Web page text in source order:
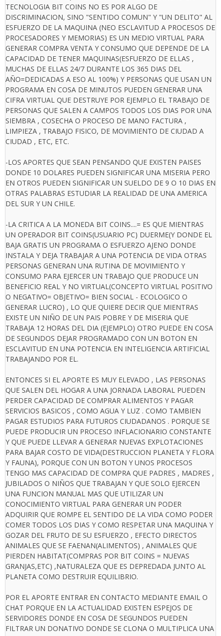
TECNOLOGIA BIT COINS NO ES POR ALGO DE
DISCRIMINACION, SINO "SENTIDO COMUN" Y "UN DELITO" AL
ESFUERZO DE LA MAQUINA (NEO ESCLAVITUD A PROCESOS DE
PROCESADORES Y MEMORIAS) ES UN MEDIO VIRTUAL PARA
GENERAR COMPRA VENTA Y CONSUMO QUE DEPENDE DE LA
CAPACIDAD DE TENER MAQUINAS(ESFUERZO DE ELLAS ,
MUCHAS DE ELLAS 24/7 DURANTE LOS 365 DIAS DEL
AÑO=DEDICADAS A ESO AL 100%) Y PERSONAS QUE USAN UN
PROGRAMA EN COSA DE MINUTOS PUEDEN GENERAR UNA
CIFRA VIRTUAL QUE DESTRUYE POR EJEMPLO EL TRABAJO DE
PERSONAS QUE SALEN A CAMPOS TODOS LOS DIAS POR UNA
SIEMBRA , COSECHA O PROCESO DE MANO FACTURA ,
LIMPIEZA , TRABAJO FISICO, DE MOVIMIENTO DE CIUDAD A
CIUDAD , ETC, ETC.
-LOS APORTES QUE SEAN PENSANDO QUE EXISTEN PAISES
DONDE 10 DOLARES PUEDEN SIGNIFICAR UNA MISERIA PERO
EN OTROS PUEDEN SIGNIFICAR UN SUELDO DE 9 O 10 DIAS EN
OTRAS PALABRAS ESTUDIAR LA REALIDAD DE UNA AMERICA
DEL SUR Y UN CHILE.
-LA CRITICA A LA MONEDA BIT COINS....= ES QUE MIENTRAS
UN OPERADOR BIT COINS(USUARIO PC) DUERME(Y DONDE EL
BAJA GRATIS UN PROGRAMA O ESFUERZO AJENO DONDE
INSTALA Y DEJA TRABAJAR A UNA POTENCIA DE VIDA OTRAS
PERSONAS GENERAN UNA RUTINA DE MOVIMIENTO Y
CONSUMO PARA EJERCER UN TRABAJO QUE PRODUCE UN
BENEFICIO REAL Y NO VIRTUAL(CONCEPTO VIRTUAL POSITIVO
O NEGATIVO= OBJETIVO= BIEN SOCIAL - ECOLOGICO O
GENERAR LUCRO) , LO QUE QUIERE DECIR QUE MIENTRAS
EXISTE UN NIÑO DE UN PAIS POBRE Y DE MISERIA QUE
TRABAJA 12 HORAS DEL DIA (EJEMPLO) OTRO PUEDE EN COSA
DE SEGUNDOS DEJAR PROGRAMADO CON UN BOTON EN
ESCLAVITUD EN UNA POTENCIA EN INTELIGENCIA ARTIFICIAL
TRABAJANDO POR EL.
ENTONCES SI EL APORTE ES MUY ELEVADO , LAS PERSONAS
QUE SALEN DEL HOGAR A UNA JORNADA LABORAL PUEDEN
PERDER CAPACIDAD DE COMPRAR ALIMENTOS Y PAGAR
SERVICIOS BASICOS , COMO AGUA Y LUZ . COMO TAMBIEN
PAGAR ESTUDIOS PARA FUTUROS CIUDADANOS . PORQUE SE
PUEDE PRODUCIR UN PROCESO INFLACIONARIO CONSTANTE
Y QUE PUEDE LLEVAR A GENERAR NUEVAS EXPLOTACIONES
PARA BAJAR COSTO DE VIDA(DESTRUCCION PLANETA Y FLORA
Y FAUNA), PORQUE CON UN BOTON Y UNOS PROCESOS
TENGO MAS CAPACIDAD DE COMPRA QUE PADRES , MADRES ,
JUBILADOS O NIÑOS QUE TRABAJAN Y QUE SOLO EJERCEN
UNA FUNCION MANUAL MAS QUE UTILIZAR UN
CONOCIMIENTO VIRTUAL PARA GENERAR UN PODER
ADQUIRIR QUE ROMPE EL SENTIDO DE LA VIDA COMO PODER
COMER TODOS LOS DIAS Y COMO RESPETAR UNA MAQUINA Y
GOZAR DEL FRUTO DE SU ESFUERZO , EFECTO DIRECTOS
ANIMALES QUE SE FAENAN(ALIMENTOS) , ANIMALES QUE
PIERDEN HABITAT(COMPRAS POR BIT COINS = NUEVAS
GRANJAS,ETC) ,NATURALEZA QUE ES DEPREDADA JUNTO AL
PLANETA COMO DESTRUIR EQUILIBRIO.
POR EL APORTE ENTRAR EN CONTACTO MEDIANTE EMAIL O
CHAT PORQUE EN LA ACTUALIDAD EXISTEN ESPEJOS DE
SERVIDORES DONDE EN COSA DE SEGUNDOS PUEDEN
FILTRAR UN DONATIVO DONDE SE CLONA O MULTIPLICA UNA